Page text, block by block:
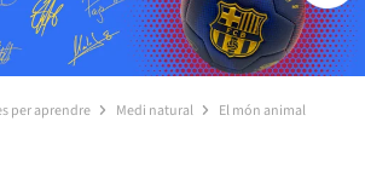
per aprendre Medi natural El món animal